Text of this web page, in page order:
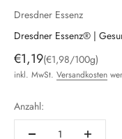
Dresdner Essenz
Dresdner Essenz® |
Angebot
€1,19(€1,98/100g)
inkl. MwSt. Versandkosten
Anzahl: